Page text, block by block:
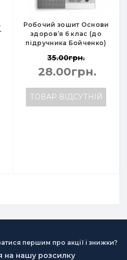
Робочий зошит Основи
здоров’я 6 клас (до
підручника Бойченко)
35.00грн.
28.00грн.
ТОВАР ВІДСУТНІЙ
першим про акції і знижки?
на нашу розсилку